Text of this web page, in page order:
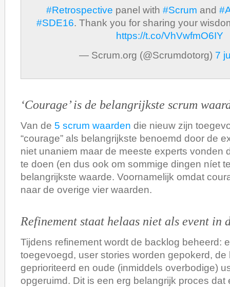
#Retrospective panel with #Scrum and
#SDE16. Thank you for sharing your
https://t.co/VhVwfmO6IY
— Scrum.org (@Scrumdotorg) 7
‘Courage’ is de belangrijkste scrum
Van de 5 scrum waarden die nieuw zijn
“courage” als belangrijkste benoemd door de
niet unaniem maar de meeste experts vonden
te doen (en dus ook om sommige dingen níet
belangrijkste waarde. Voornamelijk omdat
naar de overige vier waarden.
Refinement staat helaas niet als event in
Tijdens refinement wordt de backlog beheerd:
toegevoegd, user stories worden gepokerd, de
geprioriteerd en oude (inmiddels overbodige)
opgeruimd. Dit is een erg belangrijk proces dat